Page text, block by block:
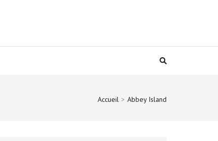
Accueil > Abbey Island